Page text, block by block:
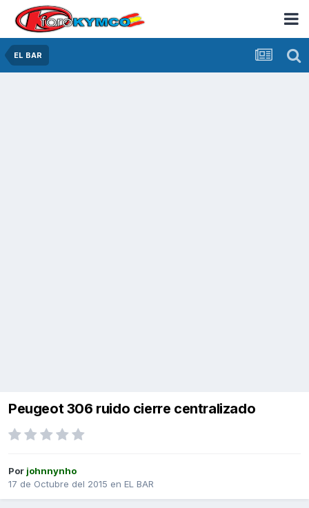
EL BAR
Peugeot 306 ruido cierre centralizado
Por johnnynho
17 de Octubre del 2015 en EL BAR